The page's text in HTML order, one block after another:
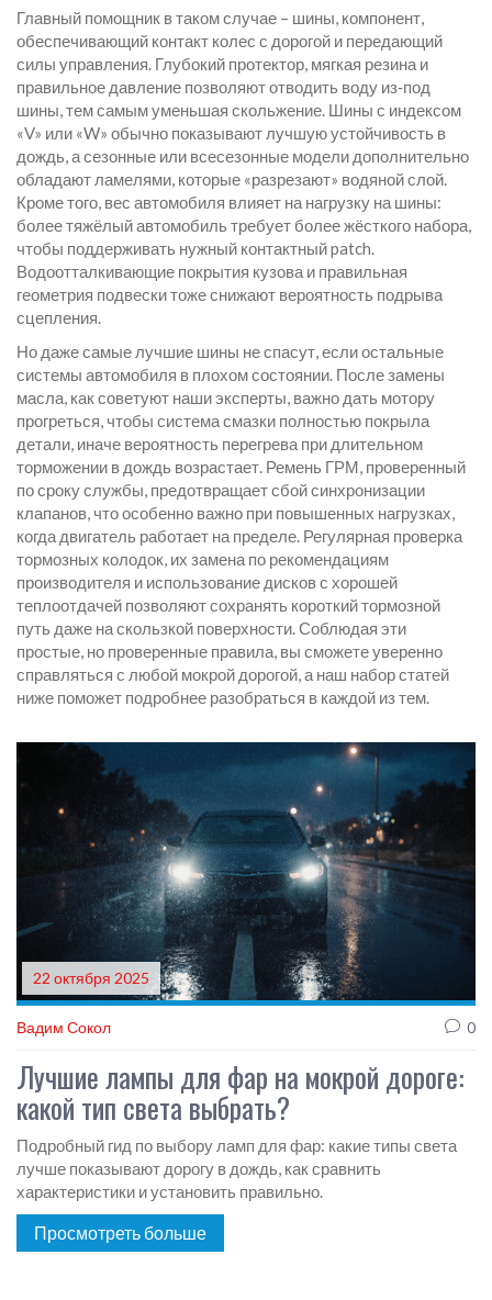
Главный помощник в таком случае – шины, компонент,
обеспечивающий контакт колес с дорогой и передающий
силы управления. Глубокий протектор, мягкая резина и
правильное давление позволяют отводить воду из‑под
шины, тем самым уменьшая скольжение. Шины с индексом
«V» или «W» обычно показывают лучшую устойчивость в
дождь, а сезонные или всесезонные модели дополнительно
обладают ламелями, которые «разрезают» водяной слой.
Кроме того, вес автомобиля влияет на нагрузку на шины:
более тяжёлый автомобиль требует более жёсткого набора,
чтобы поддерживать нужный контактный patch.
Водоотталкивающие покрытия кузова и правильная
геометрия подвески тоже снижают вероятность подрыва
сцепления.
Но даже самые лучшие шины не спасут, если остальные
системы автомобиля в плохом состоянии. После замены
масла, как советуют наши эксперты, важно дать мотору
прогреться, чтобы система смазки полностью покрыла
детали, иначе вероятность перегрева при длительном
торможении в дождь возрастает. Ремень ГРМ, проверенный
по сроку службы, предотвращает сбой синхронизации
клапанов, что особенно важно при повышенных нагрузках,
когда двигатель работает на пределе. Регулярная проверка
тормозных колодок, их замена по рекомендациям
производителя и использование дисков с хорошей
теплоотдачей позволяют сохранять короткий тормозной
путь даже на скользкой поверхности. Соблюдая эти
простые, но проверенные правила, вы сможете уверенно
справляться с любой мокрой дорогой, а наш набор статей
ниже поможет подробнее разобраться в каждой из тем.
22 октября 2025
Вадим Сокол 0
Лучшие лампы для фар на мокрой дороге:
какой тип света выбрать?
Подробный гид по выбору ламп для фар: какие типы света
лучше показывают дорогу в дождь, как сравнить
характеристики и установить правильно.
Просмотреть больше